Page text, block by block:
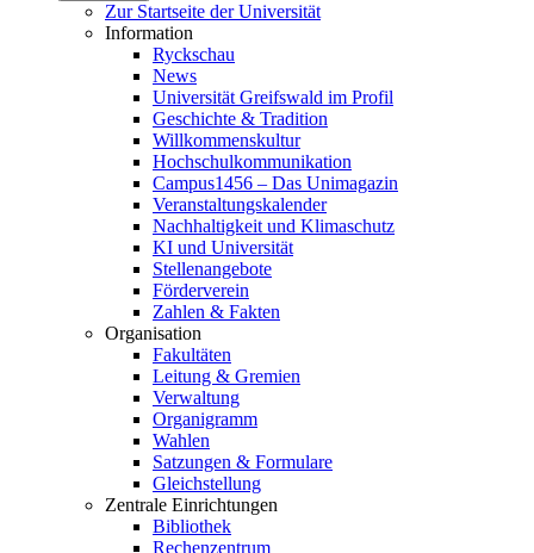
Zur Startseite der Universität
Information
Ryckschau
News
Universität Greifswald im Profil
Geschichte & Tradition
Willkommenskultur
Hochschulkommunikation
Campus1456 – Das Unimagazin
Veranstaltungskalender
Nachhaltigkeit und Klimaschutz
KI und Universität
Stellenangebote
Förderverein
Zahlen & Fakten
Organisation
Fakultäten
Leitung & Gremien
Verwaltung
Organigramm
Wahlen
Satzungen & Formulare
Gleichstellung
Zentrale Einrichtungen
Bibliothek
Rechenzentrum